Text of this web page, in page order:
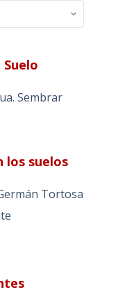
Sembrar
los suelos
Tortosa